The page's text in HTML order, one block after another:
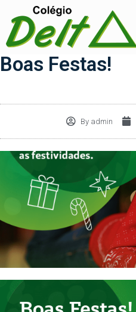
Boas Festas!
By admin